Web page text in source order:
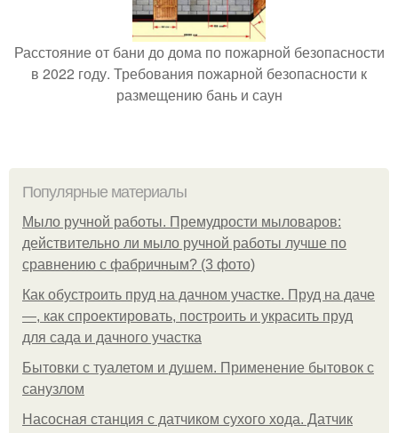
Расстояние от бани до дома по пожарной безопасности
в 2022 году. Требования пожарной безопасности к
размещению бань и саун
Популярные материалы
Мыло ручной работы. Премудрости мыловаров:
действительно ли мыло ручной работы лучше по
сравнению с фабричным? (3 фото)
Как обустроить пруд на дачном участке. Пруд на даче
—, как спроектировать, построить и украсить пруд
для сада и дачного участка
Бытовки с туалетом и душем. Применение бытовок с
санузлом
Насосная станция с датчиком сухого хода. Датчик